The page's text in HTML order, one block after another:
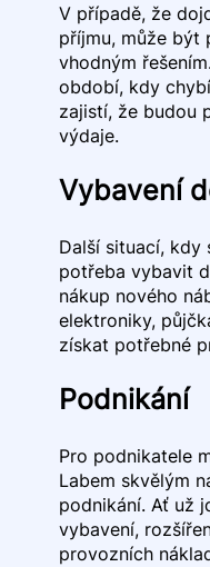
V případě, že
příjmu, může být
vhodným
období, kdy
zajistí, že budou
výdaje.
Vybavení
Další situací, kdy
potřeba vybavit
nákup nového
elektroniky,
získat potřebné
Podnikání
Pro podnikatele
Labem skvělým
podnikání. Ať už
vybavení,
provozních